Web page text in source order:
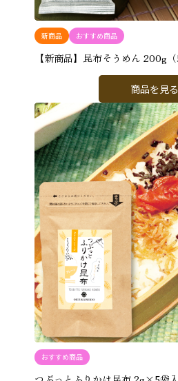
新商品 おすすめ商品
【新商品】昆布そうめん 200g
商品を見る
おすすめ商品